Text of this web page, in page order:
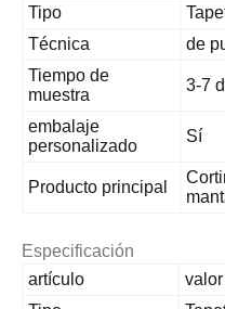
Tipo
Técnica
de
Tiempo de
muestra
3-7
embalaje
personalizado
Sí
Producto principal
Especificación
artículo
valor